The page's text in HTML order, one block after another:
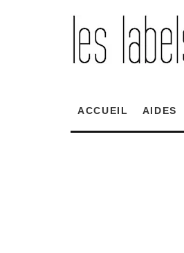
ACCUEIL AIDES